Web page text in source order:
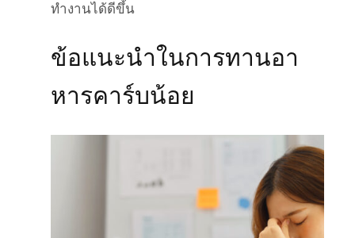
ทำงานได้ดีขึ้น
ข้อแนะนำในการทานอา
หารคาร์บน้อย